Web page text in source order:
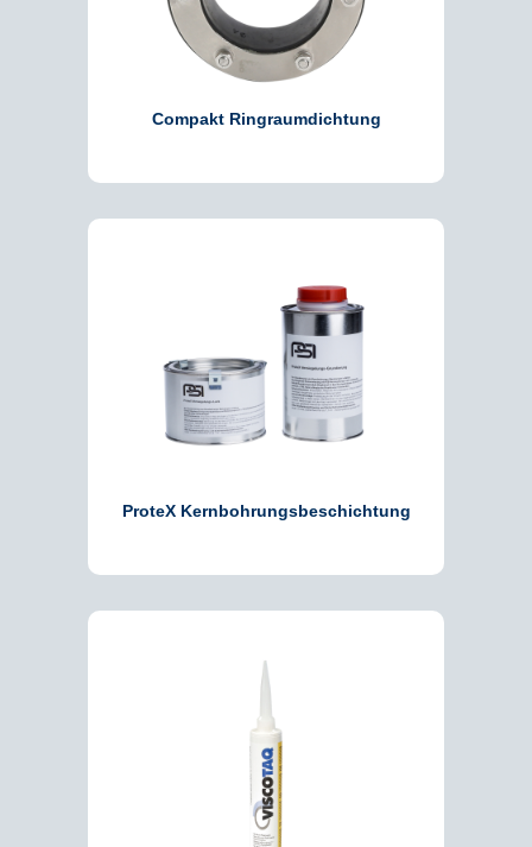
Compakt Ringraumdichtung
ProteX Kernbohrungsbeschichtung